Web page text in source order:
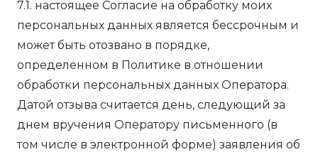
7.1. настоящее Согласие на обработку моих
персональных данных является бессрочным и
может быть отозвано в порядке,
определенном в Политике в отношении
обработки персональных данных Оператора.
Датой отзыва считается день, следующий за
днем вручения Оператору письменного (в
том числе в электронной форме) заявления об